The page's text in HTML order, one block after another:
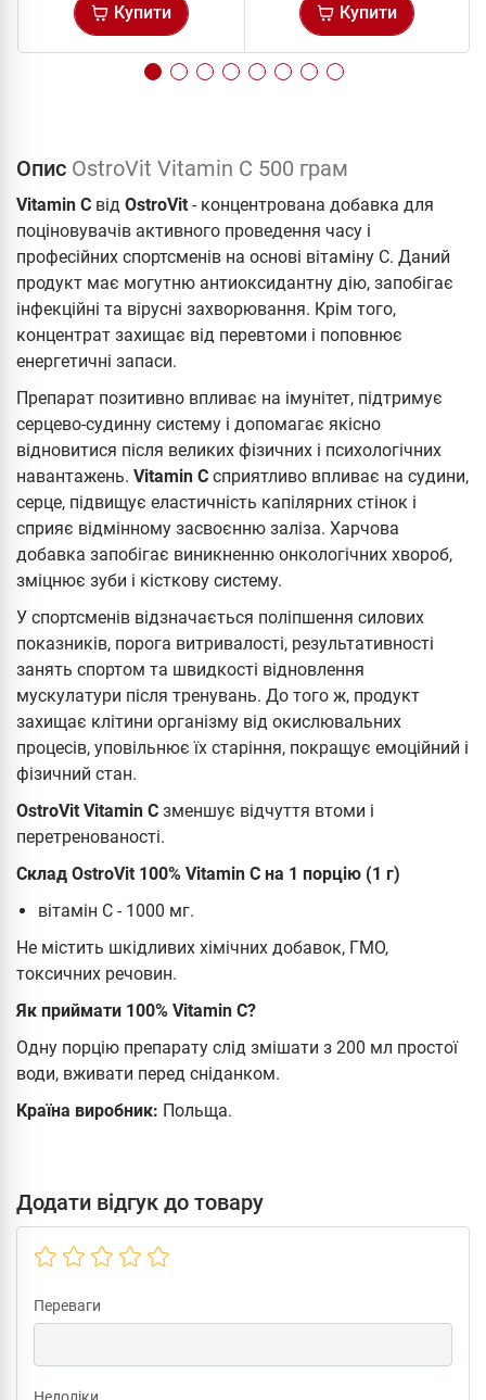
Купити Купити
Опис OstroVit Vitamin C 500 грам
Vitamin C від OstroVit - концентрована добавка для
поціновувачів активного проведення часу і
професійних спортсменів на основі вітаміну С. Даний
продукт має могутню антиоксидантну дію, запобігає
інфекційні та вірусні захворювання. Крім того,
концентрат захищає від перевтоми і поповнює
енергетичні запаси.
Препарат позитивно впливає на імунітет, підтримує
серцево-судинну систему і допомагає якісно
відновитися після великих фізичних і психологічних
навантажень. Vitamin C сприятливо впливає на судини,
серце, підвищує еластичність капілярних стінок і
сприяє відмінному засвоєнню заліза. Харчова
добавка запобігає виникненню онкологічних хвороб,
зміцнює зуби і кісткову систему.
У спортсменів відзначається поліпшення силових
показників, порога витривалості, результативності
занять спортом та швидкості відновлення
мускулатури після тренувань. До того ж, продукт
захищає клітини організму від окислювальних
процесів, уповільнює їх старіння, покращує емоційний і
фізичний стан.
OstroVit Vitamin C зменшує відчуття втоми і
перетренованості.
Склад OstroVit 100% Vitamin C на 1 порцію (1 г)
вітамін С - 1000 мг.
Не містить шкідливих хімічних добавок, ГМО,
токсичних речовин.
Як приймати 100% Vitamin C?
Одну порцію препарату слід змішати з 200 мл простої
води, вживати перед сніданком.
Країна виробник: Польща.
Додати відгук до товару
Переваги
Недоліки